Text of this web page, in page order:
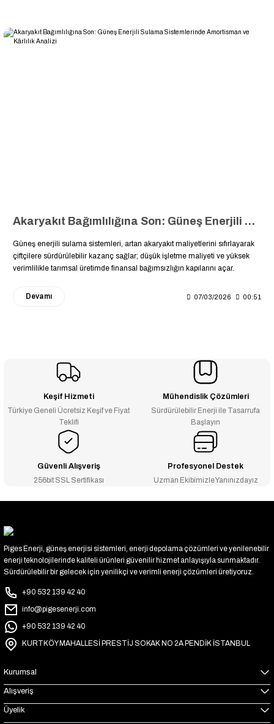
Akaryakıt Bağımlılığına Son: Güneş Enerjili Sulama Sistemlerinde Amortisman ve Kârlılık Analizi
Güneş enerjili sulama sistemleri, artan akaryakıt maliyetlerini sıfırlayarak
çiftçilere sürdürülebilir kazanç sağlar; düşük işletme maliyeti ve yüksek
verimlilikle tarımsal üretimde finansal bağımsızlığın kapılarını açar.
Devamı 07/03/2026 00:51
Keşif Hizmeti
Türkiye Geneli Ücretsiz Keşif ve Fiyat
Teklifi
Mühendislik Çözümleri
Sürdürülebilir Enerji ile Tasarrufa
Başlayın
Güvenli Alışveriş
256bit SSL Sertifikası
Profesyonel Destek
Uzman Ekibimizle Yanınızdayız
Piges Enerji, güneş enerjisi sistemleri, enerji depolama çözümleri ve yenilenebilir
enerji teknolojilerinde kaliteli ürünleri güvenilir hizmet anlayışıyla sunmaktadır.
Sürdürülebilir bir gelecek için yenilikçi ve verimli enerji çözümleri üretiyoruz.
+90 532 139 42 40
info@pigesenerji.com
+90 532 139 42 40
KURTKÖY MAHALLESİ PRESTİJ SOKAK NO 2A PENDİK İSTANBUL
Kurumsal
Alışveriş
Üyelik